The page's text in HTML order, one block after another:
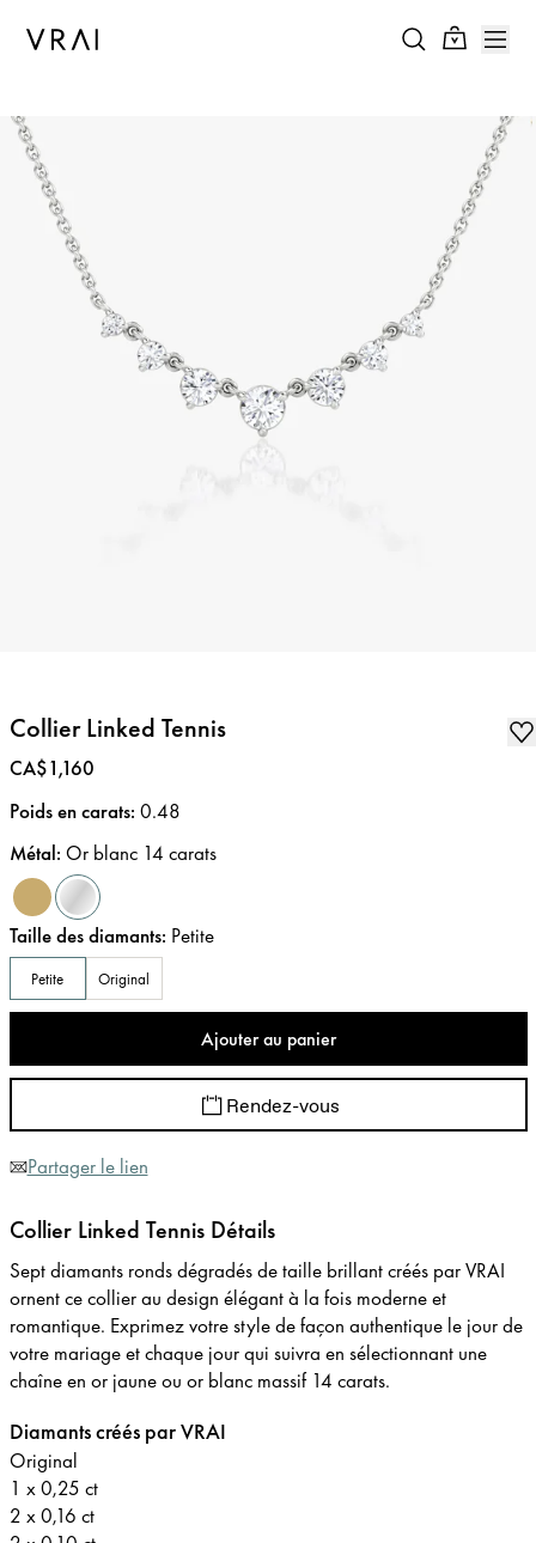
Collier Linked Tennis
Prix:
CA$1,160
Poids en carats: 0.48
Métal: Or blanc 14 carats
Taille des diamants: Petite
Petite Original
Ajouter au panier
Rendez-vous
Partager le lien
Collier Linked Tennis Détails
Sept diamants ronds dégradés de taille brillant créés par VRAI
ornent ce collier au design élégant à la fois moderne et
romantique. Exprimez votre style de façon authentique le jour de
votre mariage et chaque jour qui suivra en sélectionnant une
chaîne en or jaune ou or blanc massif 14 carats.
Diamants créés par VRAI
Original
1 x 0,25 ct
2 x 0,16 ct